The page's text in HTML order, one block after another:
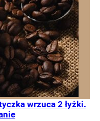
wrzuca 2 łyżki.